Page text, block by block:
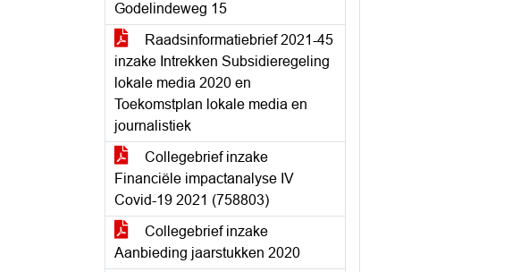
Godelindeweg 15
Raadsinformatiebrief 2021-45
inzake Intrekken Subsidieregeling
lokale media 2020 en
Toekomstplan lokale media en
journalistiek
Collegebrief inzake
Financiële impactanalyse IV
Covid-19 2021 (758803)
Collegebrief inzake
Aanbieding jaarstukken 2020